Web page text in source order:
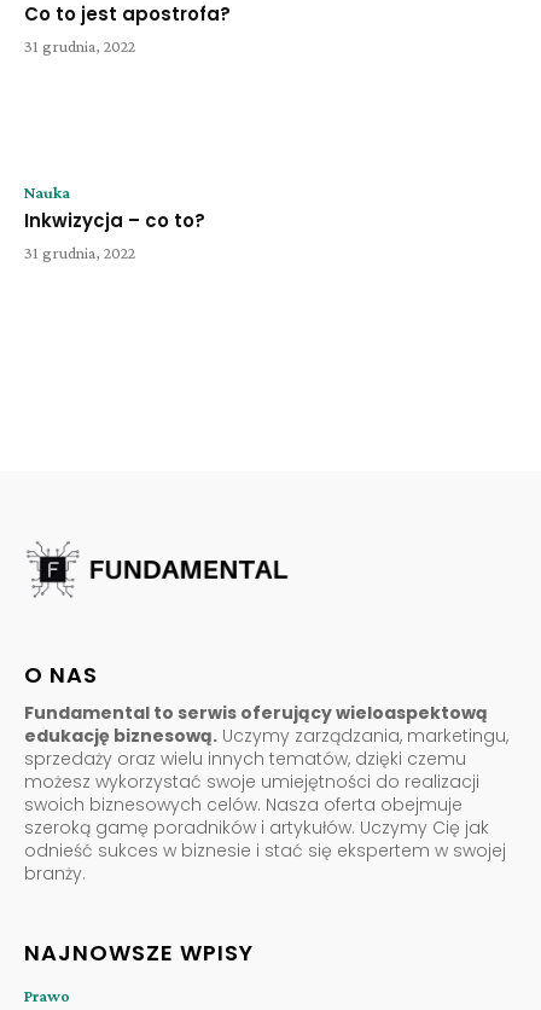
Co to jest apostrofa?
31 grudnia, 2022
Nauka
Inkwizycja – co to?
31 grudnia, 2022
O NAS
Fundamental to serwis oferujący wieloaspektową
edukację biznesową. Uczymy zarządzania, marketingu,
sprzedaży oraz wielu innych tematów, dzięki czemu
możesz wykorzystać swoje umiejętności do realizacji
swoich biznesowych celów. Nasza oferta obejmuje
szeroką gamę poradników i artykułów. Uczymy Cię jak
odnieść sukces w biznesie i stać się ekspertem w swojej
branży.
NAJNOWSZE WPISY
Prawo